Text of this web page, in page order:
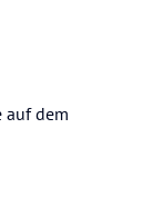
auf dem